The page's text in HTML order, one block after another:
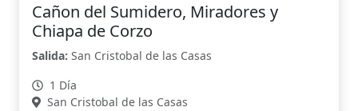
Cañon del Sumidero, Miradores y
Chiapa de Corzo
Salida: San Cristobal de las Casas
1 Día
San Cristobal de las Casas